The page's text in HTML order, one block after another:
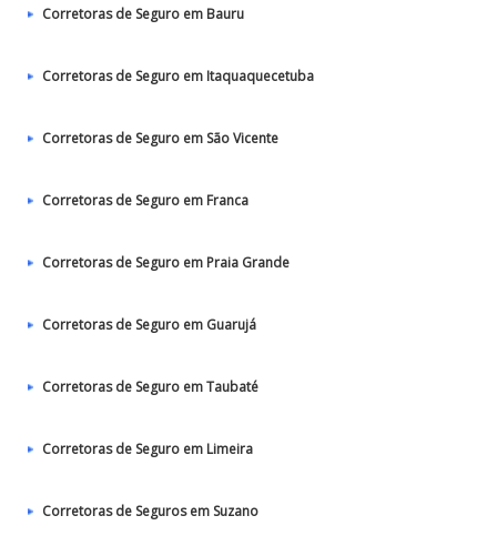
Corretoras de Seguro em Bauru
Corretoras de Seguro em Itaquaquecetuba
Corretoras de Seguro em São Vicente
Corretoras de Seguro em Franca
Corretoras de Seguro em Praia Grande
Corretoras de Seguro em Guarujá
Corretoras de Seguro em Taubaté‎
Corretoras de Seguro em Limeira
Corretoras de Seguros em Suzano